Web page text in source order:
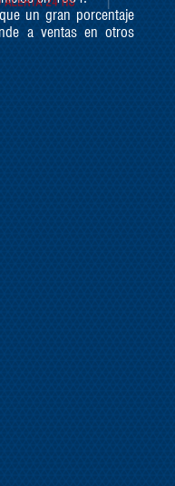
un gran porcentaje
a ventas en otros